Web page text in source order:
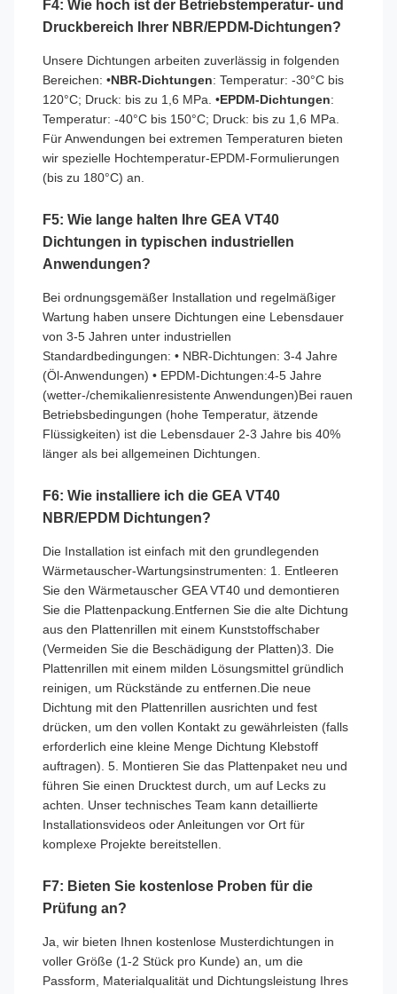
F4: Wie hoch ist der Betriebstemperatur- und
Druckbereich Ihrer NBR/EPDM-Dichtungen?
Unsere Dichtungen arbeiten zuverlässig in folgenden
Bereichen: •NBR-Dichtungen: Temperatur: -30°C bis
120°C; Druck: bis zu 1,6 MPa. •EPDM-Dichtungen:
Temperatur: -40°C bis 150°C; Druck: bis zu 1,6 MPa.
Für Anwendungen bei extremen Temperaturen bieten
wir spezielle Hochtemperatur-EPDM-Formulierungen
(bis zu 180°C) an.
F5: Wie lange halten Ihre GEA VT40
Dichtungen in typischen industriellen
Anwendungen?
Bei ordnungsgemäßer Installation und regelmäßiger
Wartung haben unsere Dichtungen eine Lebensdauer
von 3-5 Jahren unter industriellen
Standardbedingungen: • NBR-Dichtungen: 3-4 Jahre
(Öl-Anwendungen) • EPDM-Dichtungen:4-5 Jahre
(wetter-/chemikalienresistente Anwendungen)Bei rauen
Betriebsbedingungen (hohe Temperatur, ätzende
Flüssigkeiten) ist die Lebensdauer 2-3 Jahre bis 40%
länger als bei allgemeinen Dichtungen.
F6: Wie installiere ich die GEA VT40
NBR/EPDM Dichtungen?
Die Installation ist einfach mit den grundlegenden
Wärmetauscher-Wartungsinstrumenten: 1. Entleeren
Sie den Wärmetauscher GEA VT40 und demontieren
Sie die Plattenpackung.Entfernen Sie die alte Dichtung
aus den Plattenrillen mit einem Kunststoffschaber
(Vermeiden Sie die Beschädigung der Platten)3. Die
Plattenrillen mit einem milden Lösungsmittel gründlich
reinigen, um Rückstände zu entfernen.Die neue
Dichtung mit den Plattenrillen ausrichten und fest
drücken, um den vollen Kontakt zu gewährleisten (falls
erforderlich eine kleine Menge Dichtung Klebstoff
auftragen). 5. Montieren Sie das Plattenpaket neu und
führen Sie einen Drucktest durch, um auf Lecks zu
achten. Unser technisches Team kann detaillierte
Installationsvideos oder Anleitungen vor Ort für
komplexe Projekte bereitstellen.
F7: Bieten Sie kostenlose Proben für die
Prüfung an?
Ja, wir bieten Ihnen kostenlose Musterdichtungen in
voller Größe (1-2 Stück pro Kunde) an, um die
Passform, Materialqualität und Dichtungsleistung Ihres